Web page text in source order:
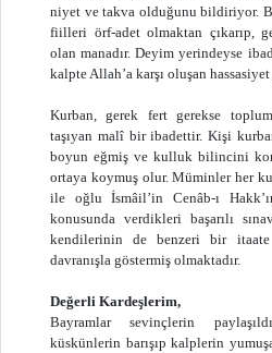
niyet ve takva olduğunu bildiriyor.
fiilleri örf-adet olmaktan çıkarıp,
olan manadır. Deyim yerindeyse
kalpte Allah’a karşı oluşan
Kurban, gerek fert gerekse
taşıyan malî bir ibadettir. Kişi
boyun eğmiş ve kulluk bilincini
ortaya koymuş olur. Müminler her
ile oğlu İsmâil’in Cenâb-ı
konusunda verdikleri başarılı
kendilerinin de benzeri bir itaate
davranışla göstermiş olmaktadır.
Değerli Kardeşlerim,
Bayramlar sevinçlerin
küskünlerin barışıp kalplerin